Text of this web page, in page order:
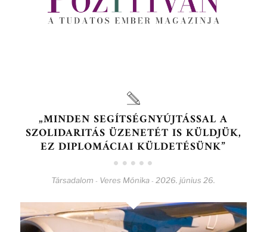
„MINDEN SEGÍTSÉGNYÚJTÁSSAL A
SZOLIDARITÁS ÜZENETÉT IS KÜLDJÜK,
EZ DIPLOMÁCIAI KÜLDETÉSÜNK”
Társadalom - Veres Mónika - 2026. június 26.